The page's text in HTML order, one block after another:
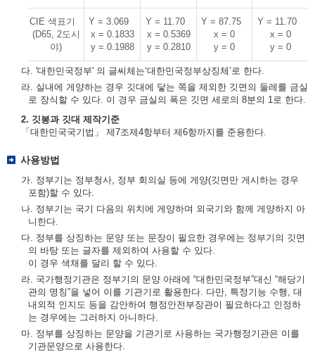
CIE 색표기
(D65, 2도시
야)
Y = 3.069
x = 0.1833
y = 0.1988
Y = 11.70
x = 0.5369
y = 0.2810
Y = 87.75
x = 0
y = 0
Y = 11.70
x = 0
y = 0
다. '대한민국정부' 의 글씨체는‘대한민국정부상징체’로 한다.
라. 실내에 게양하는 경우 깃대에 닿는 쪽을 제외한 깃면의 둘레를 금실
로 장식할 수 있다. 이 경우 금실의 폭은 깃면 세로의 8분의 1로 한다.
2. 깃봉과 깃대 제작기준
「대한민국국기법」 제7조제4항부터 제6항까지를 준용한다.
사용방법
가. 정부기는 정부청사, 정부 회의실 등에 게양(깃면만 게시하는 경우
포함)할 수 있다.
나. 정부기는 국기 다음의 위치에 게양하며 외국기와 함께 게양하지 아
니한다.
다. 정부를 상징하는 문양 또는 문장이 필요한 경우에는 정부기의 깃면
의 바탕 또는 글자를 제외하여 사용할 수 있다.
이 경우 색채를 달리 할 수 있다.
라. 국가행정기관은 정부기의 문양 아래에 “대한민국정부”대신 “해당기
관의 명칭”을 넣어 이를 기관기로 활용한다. 다만, 특정기능 수행, 대
내외적 인지도 등을 감안하여 행정안전부장관이 필요하다고 인정하
는 경우에는 그러하지 아니하다.
마. 정부를 상징하는 문양을 기관기로 사용하는 국가행정기관은 이를
기관문양으로 사용한다.